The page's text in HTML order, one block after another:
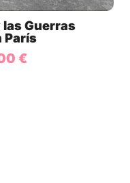
las Guerras
París
€